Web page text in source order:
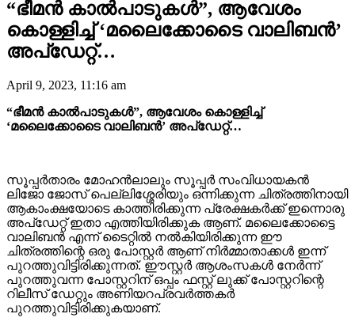
“ഭീമൻ കാൽപാടുകൾ”, ആവേശം
കൊള്ളിച്ച് ‘മലൈക്കോടൈ വാലിബൻ’
അപ്‌ഡേറ്റ്…
April 9, 2023, 11:16 am
“ഭീമൻ കാൽപാടുകൾ”, ആവേശം കൊള്ളിച്ച്
‘മലൈക്കോടൈ വാലിബൻ’ അപ്‌ഡേറ്റ്…
സൂപ്പർതാരം മോഹൻലാലും സൂപ്പർ സംവിധായകൻ
ലിജോ ജോസ് പെല്ലിശ്ശേരിയും ഒന്നിക്കുന്ന ചിത്രത്തിനായി
ആകാംക്ഷയോടെ കാത്തിരിക്കുന്ന പ്രേക്ഷകർക്ക് ഇന്നൊരു
അപ്‌ഡേറ്റ് ഇതാ എത്തിയിരിക്കുക ആണ്. മലൈക്കോട്ടൈ
വാലിബൻ എന്ന് ടൈറ്റിൽ നൽകിയിരിക്കുന്ന ഈ
ചിത്രത്തിന്റെ ഒരു പോസ്റ്റർ ആണ് നിർമ്മാതാക്കൾ ഇന്ന്
പുറത്തുവിട്ടിരിക്കുന്നത്. ഈസ്റ്റർ ആശംസകൾ നേർന്ന്
പുറത്തുവന്ന പോസ്റ്ററിന് ഒപ്പം ഫസ്റ്റ് ലുക്ക് പോസ്റ്ററിന്റെ
റിലീസ് ഡേറ്റും അണിയറപ്രവർത്തകർ
പുറത്തുവിട്ടിരിക്കുകയാണ്.